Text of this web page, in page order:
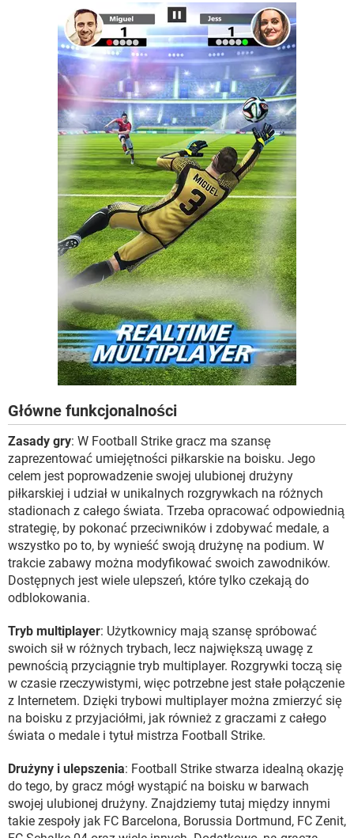
Główne funkcjonalności
Zasady gry: W Football Strike gracz ma szansę
zaprezentować umiejętności piłkarskie na boisku. Jego
celem jest poprowadzenie swojej ulubionej drużyny
piłkarskiej i udział w unikalnych rozgrywkach na różnych
stadionach z całego świata. Trzeba opracować odpowiednią
strategię, by pokonać przeciwników i zdobywać medale, a
wszystko po to, by wynieść swoją drużynę na podium. W
trakcie zabawy można modyfikować swoich zawodników.
Dostępnych jest wiele ulepszeń, które tylko czekają do
odblokowania.
Tryb multiplayer: Użytkownicy mają szansę spróbować
swoich sił w różnych trybach, lecz największą uwagę z
pewnością przyciągnie tryb multiplayer. Rozgrywki toczą się
w czasie rzeczywistymi, więc potrzebne jest stałe połączenie
z Internetem. Dzięki trybowi multiplayer można zmierzyć się
na boisku z przyjaciółmi, jak również z graczami z całego
świata o medale i tytuł mistrza Football Strike.
Drużyny i ulepszenia: Football Strike stwarza idealną okazję
do tego, by gracz mógł wystąpić na boisku w barwach
swojej ulubionej drużyny. Znajdziemy tutaj między innymi
takie zespoły jak FC Barcelona, Borussia Dortmund, FC Zenit,